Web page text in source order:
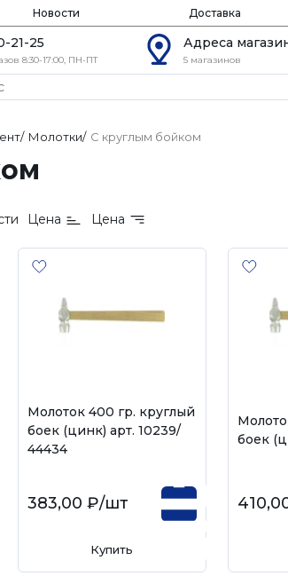
Новости Доставка
21-25
8:30-17:00, ПН-ПТ
Адреса
5 магазинов
/ Молотки/ С круглым бойком
Цена Цена
Молоток 400 гр. круглый
боек (цинк) арт. 10239/
44434
383,00 ₽/шт
Купить
боек